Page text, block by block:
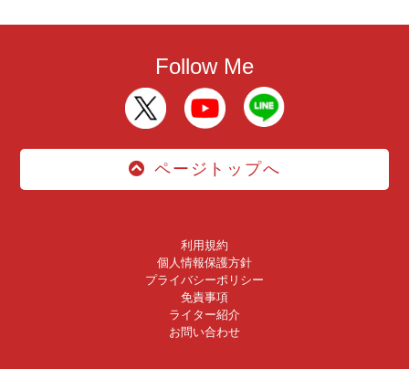
Follow Me
ページトップへ
利用規約
個人情報保護方針
プライバシーポリシー
免責事項
ライター紹介
お問い合わせ